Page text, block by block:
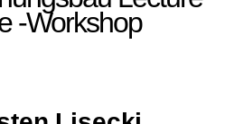
-Workshop